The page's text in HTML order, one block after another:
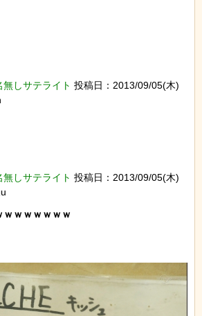
無しサテライト 投稿日：2013/09/05(木)
無しサテライト 投稿日：2013/09/05(木)
ｗｗｗｗｗｗ